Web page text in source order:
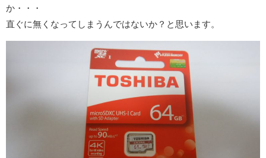
か・・・
直ぐに無くなってしまうんではないか？と思います。